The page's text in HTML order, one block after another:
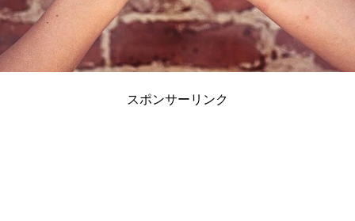
スポンサーリンク